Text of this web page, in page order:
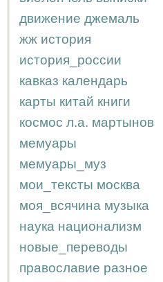
движение джемаль
жж история
история_россии
кавказ календарь
карты китай книги
космос л.а. мартынов
мемуары
мемуары_муз
мои_тексты москва
моя_всячина музыка
наука национализм
новые_переводы
православие разное